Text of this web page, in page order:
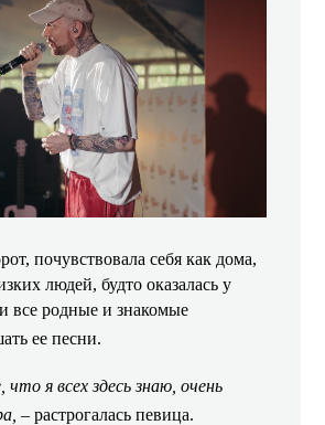
почувствовала себя как дома,
людей, будто оказалась у
все родные и знакомые
ее песни.
я всех здесь знаю, очень
– растрогалась певица.